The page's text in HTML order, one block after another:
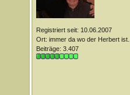
Registriert seit: 10.06.2007
Ort: immer da wo der Herbert ist...
Beiträge: 3.407